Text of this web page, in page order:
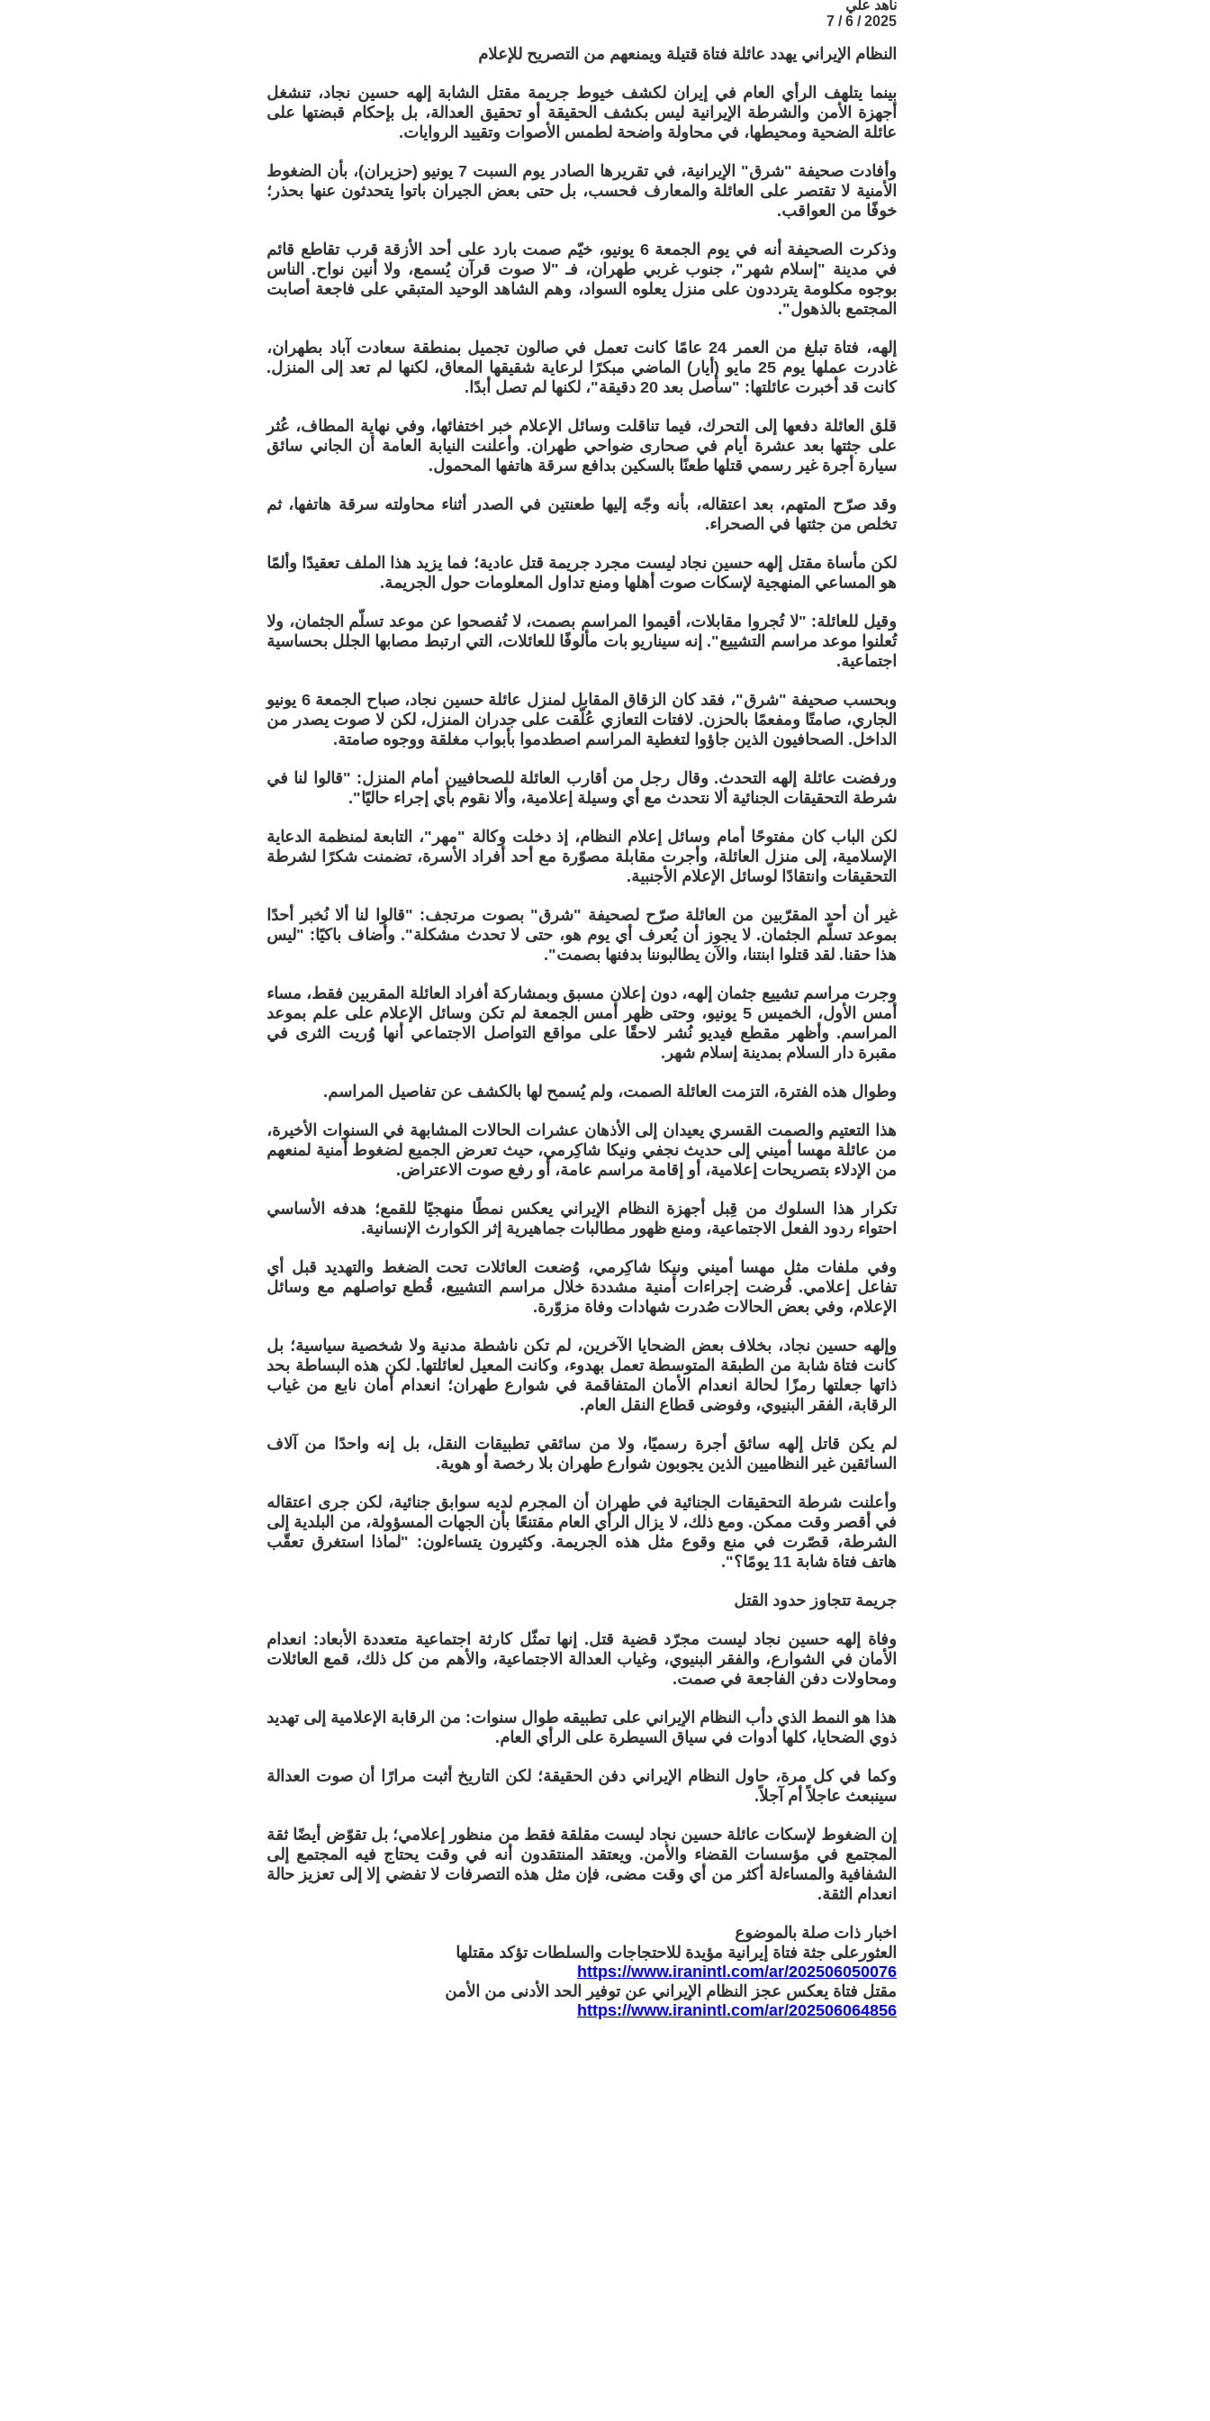
ناهد علي
2025 / 6 / 7
النظام الإيراني يهدد عائلة فتاة قتيلة ويمنعهم من التصريح للإعلام
بينما يتلهف الرأي العام في إيران لكشف خيوط جريمة مقتل الشابة إلهه حسين نجاد، تنشغل
أجهزة الأمن والشرطة الإيرانية ليس بكشف الحقيقة أو تحقيق العدالة، بل بإحكام قبضتها على
عائلة الضحية ومحيطها، في محاولة واضحة لطمس الأصوات وتقييد الروايات.
وأفادت صحيفة "شرق" الإيرانية، في تقريرها الصادر يوم السبت 7 يونيو (حزيران)، بأن الضغوط
الأمنية لا تقتصر على العائلة والمعارف فحسب، بل حتى بعض الجيران باتوا يتحدثون عنها بحذر؛
خوفًا من العواقب.
وذكرت الصحيفة أنه في يوم الجمعة 6 يونيو، خيّم صمت بارد على أحد الأزقة قرب تقاطع قائم
في مدينة "إسلام شهر"، جنوب غربي طهران، فـ "لا صوت قرآن يُسمع، ولا أنين نواح. الناس
بوجوه مكلومة يترددون على منزل يعلوه السواد، وهم الشاهد الوحيد المتبقي على فاجعة أصابت
المجتمع بالذهول".
إلهه، فتاة تبلغ من العمر 24 عامًا كانت تعمل في صالون تجميل بمنطقة سعادت آباد بطهران،
غادرت عملها يوم 25 مايو (أيار) الماضي مبكرًا لرعاية شقيقها المعاق، لكنها لم تعد إلى المنزل.
كانت قد أخبرت عائلتها: "سأصل بعد 20 دقيقة"، لكنها لم تصل أبدًا.
قلق العائلة دفعها إلى التحرك، فيما تناقلت وسائل الإعلام خبر اختفائها، وفي نهاية المطاف، عُثر
على جثتها بعد عشرة أيام في صحارى ضواحي طهران. وأعلنت النيابة العامة أن الجاني سائق
سيارة أجرة غير رسمي قتلها طعنًا بالسكين بدافع سرقة هاتفها المحمول.
وقد صرّح المتهم، بعد اعتقاله، بأنه وجّه إليها طعنتين في الصدر أثناء محاولته سرقة هاتفها، ثم
تخلص من جثتها في الصحراء.
لكن مأساة مقتل إلهه حسين نجاد ليست مجرد جريمة قتل عادية؛ فما يزيد هذا الملف تعقيدًا وألمًا
هو المساعي المنهجية لإسكات صوت أهلها ومنع تداول المعلومات حول الجريمة.
وقيل للعائلة: "لا تُجروا مقابلات، أقيموا المراسم بصمت، لا تُفصحوا عن موعد تسلّم الجثمان، ولا
تُعلنوا موعد مراسم التشييع". إنه سيناريو بات مألوفًا للعائلات، التي ارتبط مصابها الجلل بحساسية
اجتماعية.
وبحسب صحيفة "شرق"، فقد كان الزقاق المقابل لمنزل عائلة حسين نجاد، صباح الجمعة 6 يونيو
الجاري، صامتًا ومفعمًا بالحزن. لافتات التعازي عُلّقت على جدران المنزل، لكن لا صوت يصدر من
الداخل. الصحافيون الذين جاؤوا لتغطية المراسم اصطدموا بأبواب مغلقة ووجوه صامتة.
ورفضت عائلة إلهه التحدث. وقال رجل من أقارب العائلة للصحافيين أمام المنزل: "قالوا لنا في
شرطة التحقيقات الجنائية ألا نتحدث مع أي وسيلة إعلامية، وألا نقوم بأي إجراء حاليًا".
لكن الباب كان مفتوحًا أمام وسائل إعلام النظام، إذ دخلت وكالة "مهر"، التابعة لمنظمة الدعاية
الإسلامية، إلى منزل العائلة، وأجرت مقابلة مصوّرة مع أحد أفراد الأسرة، تضمنت شكرًا لشرطة
التحقيقات وانتقادًا لوسائل الإعلام الأجنبية.
غير أن أحد المقرّبين من العائلة صرّح لصحيفة "شرق" بصوت مرتجف: "قالوا لنا ألا نُخبر أحدًا
بموعد تسلّم الجثمان. لا يجوز أن يُعرف أي يوم هو، حتى لا تحدث مشكلة". وأضاف باكيًا: "ليس
هذا حقنا. لقد قتلوا ابنتنا، والآن يطالبوننا بدفنها بصمت".
وجرت مراسم تشييع جثمان إلهه، دون إعلان مسبق وبمشاركة أفراد العائلة المقربين فقط، مساء
أمس الأول، الخميس 5 يونيو، وحتى ظهر أمس الجمعة لم تكن وسائل الإعلام على علم بموعد
المراسم. وأظهر مقطع فيديو نُشر لاحقًا على مواقع التواصل الاجتماعي أنها وُريت الثرى في
مقبرة دار السلام بمدينة إسلام شهر.
وطوال هذه الفترة، التزمت العائلة الصمت، ولم يُسمح لها بالكشف عن تفاصيل المراسم.
هذا التعتيم والصمت القسري يعيدان إلى الأذهان عشرات الحالات المشابهة في السنوات الأخيرة،
من عائلة مهسا أميني إلى حديث نجفي ونيكا شاكِرمي، حيث تعرض الجميع لضغوط أمنية لمنعهم
من الإدلاء بتصريحات إعلامية، أو إقامة مراسم عامة، أو رفع صوت الاعتراض.
تكرار هذا السلوك من قِبل أجهزة النظام الإيراني يعكس نمطًا منهجيًا للقمع؛ هدفه الأساسي
احتواء ردود الفعل الاجتماعية، ومنع ظهور مطالبات جماهيرية إثر الكوارث الإنسانية.
وفي ملفات مثل مهسا أميني ونيكا شاكِرمي، وُضعت العائلات تحت الضغط والتهديد قبل أي
تفاعل إعلامي. فُرضت إجراءات أمنية مشددة خلال مراسم التشييع، قُطع تواصلهم مع وسائل
الإعلام، وفي بعض الحالات صُدرت شهادات وفاة مزوّرة.
وإلهه حسين نجاد، بخلاف بعض الضحايا الآخرين، لم تكن ناشطة مدنية ولا شخصية سياسية؛ بل
كانت فتاة شابة من الطبقة المتوسطة تعمل بهدوء، وكانت المعيل لعائلتها. لكن هذه البساطة بحد
ذاتها جعلتها رمزًا لحالة انعدام الأمان المتفاقمة في شوارع طهران؛ انعدام أمان نابع من غياب
الرقابة، الفقر البنيوي، وفوضى قطاع النقل العام.
لم يكن قاتل إلهه سائق أجرة رسميًا، ولا من سائقي تطبيقات النقل، بل إنه واحدًا من آلاف
السائقين غير النظاميين الذين يجوبون شوارع طهران بلا رخصة أو هوية.
وأعلنت شرطة التحقيقات الجنائية في طهران أن المجرم لديه سوابق جنائية، لكن جرى اعتقاله
في أقصر وقت ممكن. ومع ذلك، لا يزال الرأي العام مقتنعًا بأن الجهات المسؤولة، من البلدية إلى
الشرطة، قصّرت في منع وقوع مثل هذه الجريمة. وكثيرون يتساءلون: "لماذا استغرق تعقّب
هاتف فتاة شابة 11 يومًا؟".
جريمة تتجاوز حدود القتل
وفاة إلهه حسين نجاد ليست مجرّد قضية قتل. إنها تمثّل كارثة اجتماعية متعددة الأبعاد: انعدام
الأمان في الشوارع، والفقر البنيوي، وغياب العدالة الاجتماعية، والأهم من كل ذلك، قمع العائلات
ومحاولات دفن الفاجعة في صمت.
هذا هو النمط الذي دأب النظام الإيراني على تطبيقه طوال سنوات: من الرقابة الإعلامية إلى تهديد
ذوي الضحايا، كلها أدوات في سياق السيطرة على الرأي العام.
وكما في كل مرة، حاول النظام الإيراني دفن الحقيقة؛ لكن التاريخ أثبت مرارًا أن صوت العدالة
سينبعث عاجلاً أم آجلاً.
إن الضغوط لإسكات عائلة حسين نجاد ليست مقلقة فقط من منظور إعلامي؛ بل تقوّض أيضًا ثقة
المجتمع في مؤسسات القضاء والأمن. ويعتقد المنتقدون أنه في وقت يحتاج فيه المجتمع إلى
الشفافية والمساءلة أكثر من أي وقت مضى، فإن مثل هذه التصرفات لا تفضي إلا إلى تعزيز حالة
انعدام الثقة.
اخبار ذات صلة بالموضوع
العثورعلى جثة فتاة إيرانية مؤيدة للاحتجاجات والسلطات تؤكد مقتلها
https://www.iranintl.com/ar/202506050076
مقتل فتاة يعكس عجز النظام الإيراني عن توفير الحد الأدنى من الأمن
https://www.iranintl.com/ar/202506064856